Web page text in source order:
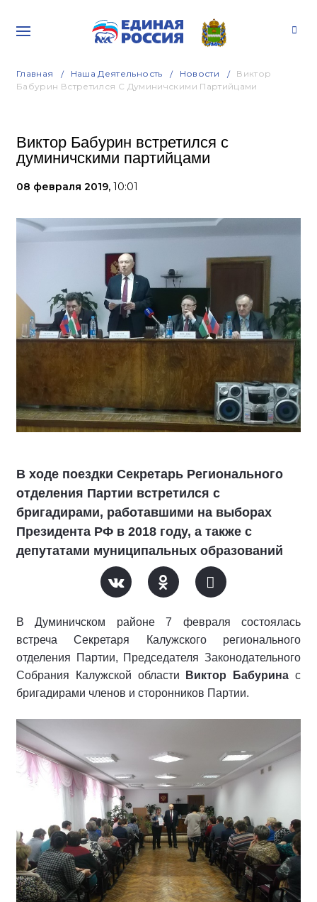
Главная Наша Деятельность Новости
Виктор
Бабурин Встретился С Думиничскими Партийцами
Виктор Бабурин встретился с
думиничскими партийцами
08 февраля 2019, 10:01
В ходе поездки Секретарь Регионального
отделения Партии встретился с
бригадирами, работавшими на выборах
Президента РФ в 2018 году, а также с
депутатами муниципальных образований
В Думиничском районе 7 февраля состоялась
встреча Секретаря Калужского регионального
отделения Партии, Председателя Законодательного
Собрания Калужской области Виктор Бабурина с
бригадирами членов и сторонников Партии.